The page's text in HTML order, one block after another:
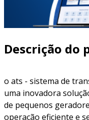
Descrição do
o ats - sistema de
uma inovadora
de pequenos
operação eficiente e